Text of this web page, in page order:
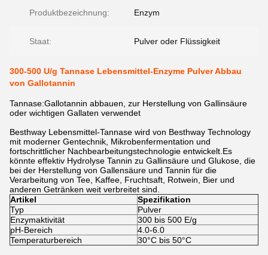
Produktbezeichnung: Enzym
Staat: Pulver oder Flüssigkeit
300-500 U/g Tannase Lebensmittel-Enzyme Pulver Abbau
von Gallotannin
Tannase:Gallotannin abbauen, zur Herstellung von Gallinsäure
oder wichtigen Gallaten verwendet
Besthway Lebensmittel-Tannase wird von Besthway Technology
mit moderner Gentechnik, Mikrobenfermentation und
fortschrittlicher Nachbearbeitungstechnologie entwickelt.Es
könnte effektiv Hydrolyse Tannin zu Gallinsäure und Glukose, die
bei der Herstellung von Gallensäure und Tannin für die
Verarbeitung von Tee, Kaffee, Fruchtsaft, Rotwein, Bier und
anderen Getränken weit verbreitet sind.
Artikel
Spezifikation
Typ
Pulver
Enzymaktivität
300 bis 500 E/g
pH-Bereich
4.0-6.0
Temperaturbereich
30°C bis 50°C